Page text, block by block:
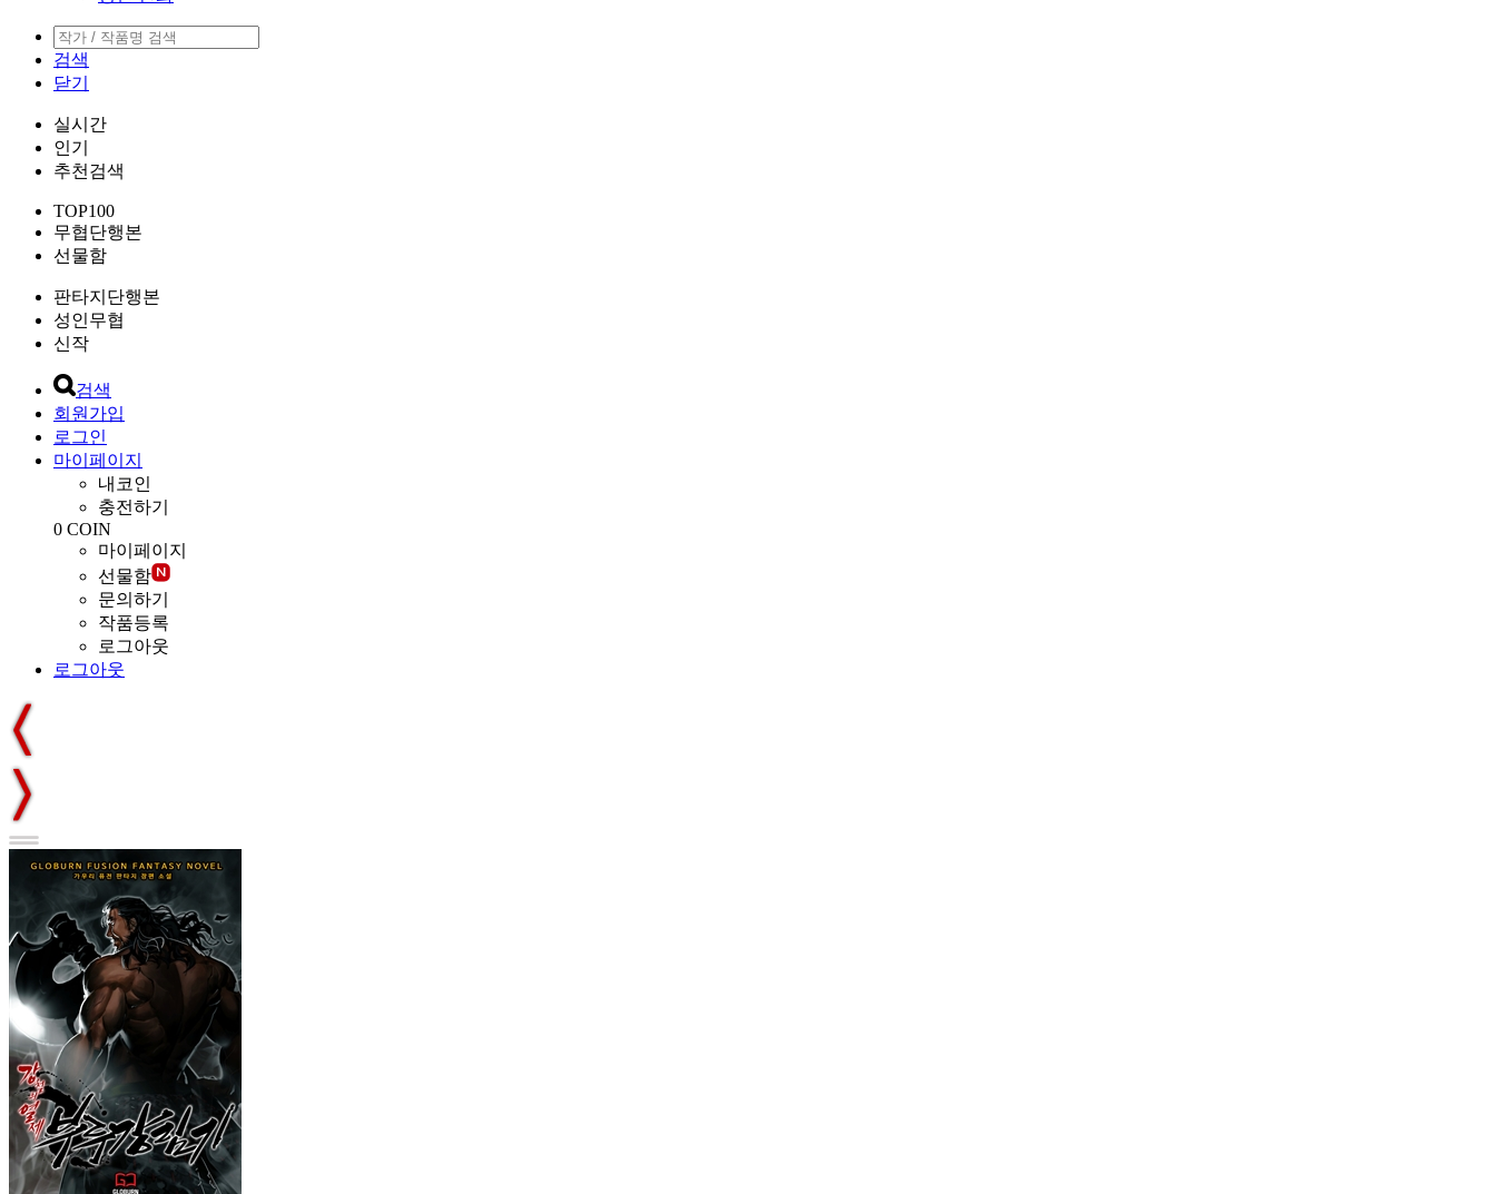
검색
닫기
실시간
인기
추천검색
TOP100
무협단행본
선물함
판타지단행본
성인무협
신작
검색
회원가입
로그인
마이페이지
내코인
충전하기
0 COIN
마이페이지
선물함
문의하기
작품등록
로그아웃
로그아웃